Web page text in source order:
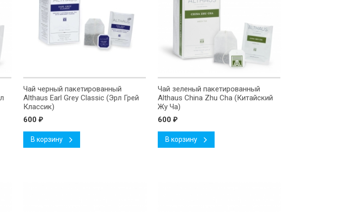
Чай черный пакетированный
Althaus Earl Grey Classic (Эрл Грей
Классик)
600 ₽
В корзину
Чай зеленый пакетированный
Althaus China Zhu Cha (Китайский
Жу Ча)
600 ₽
В корзину